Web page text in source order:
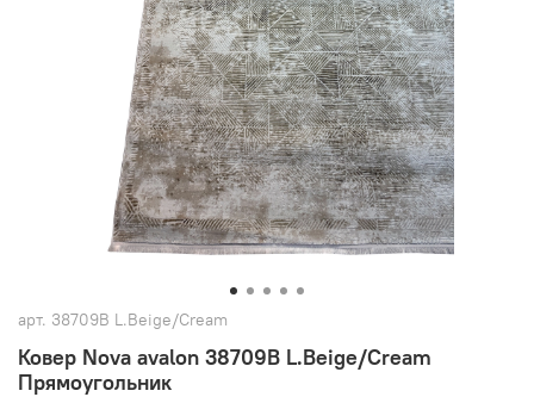
арт. 38709B L.Beige/Cream
Ковер Nova avalon 38709B L.Beige/Cream
Прямоугольник